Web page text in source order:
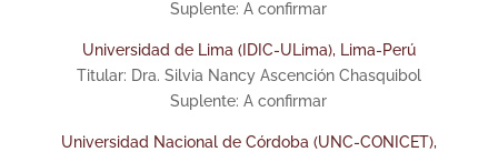
Suplente: A confirmar
Universidad de Lima (IDIC-ULima), Lima-Perú
Titular: Dra. Silvia Nancy Ascención Chasquibol
Suplente: A confirmar
Universidad Nacional de Córdoba (UNC-CONICET),